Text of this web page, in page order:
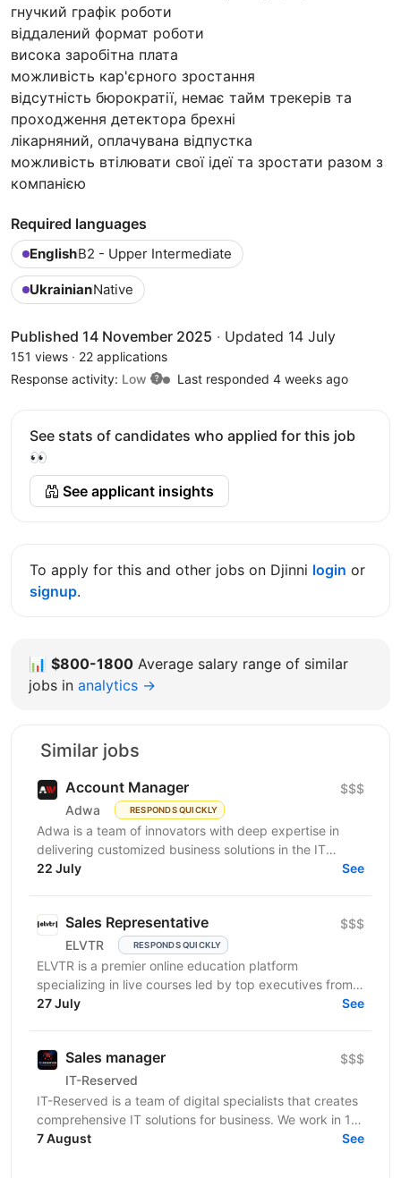
гнучкий графік роботи
віддалений формат роботи
висока заробітна плата
можливість кар'єрного зростання
відсутність бюрократії, немає тайм трекерів та
проходження детектора брехні
лікарняний, оплачувана відпустка
можливість втілювати свої ідеї та зростати разом з
компанією
Required languages
EnglishB2 - Upper Intermediate
UkrainianNative
Published 14 November 2025 · Updated 14 July
151 views · 22 applications
Response activity: Low Last responded 4 weeks ago
See stats of candidates who applied for this job
👀
See applicant insights
To apply for this and other jobs on Djinni login or
signup.
📊 $800-1800 Average salary range of similar
jobs in analytics →
Similar jobs
Account Manager
Adwa RESPONDS QUICKLY
$$$
Adwa is a team of innovators with deep expertise in
delivering customized business solutions in the IT
sector. We are looking for an outgoing extrovert and...
22 July See
Sales Representative
ELVTR RESPONDS QUICKLY
$$$
ELVTR is a premier online education platform
specializing in live courses led by top executives from
globally renowned companies. Our unique approach
27 July See
Sales manager
IT-Reserved
$$$
IT-Reserved is a team of digital specialists that creates
comprehensive IT solutions for business. We work in 14
areas, including IT, marketing, legal and...
7 August See